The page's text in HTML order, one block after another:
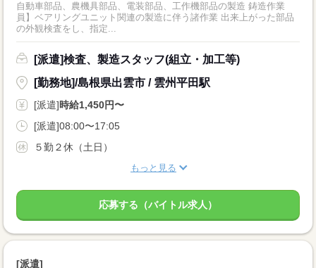
自動車部品、農機具部品、電装部品、工作機部品の製造 鋳造作業
員】ベアリングユニット関連の製造に伴う諸作業 出来上がった部品
の外観検査をし、指定...
[派遣]検査、製造スタッフ(組立・加工等)
[勤務地]/島根県出雲市 / 雲州平田駅
[派遣]時給1,450円〜
[派遣]08:00〜17:05
５勤２休（土日）
もっと見る
応募する（バイトル求人）
[派遣]